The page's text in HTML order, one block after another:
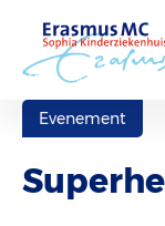
Evenement